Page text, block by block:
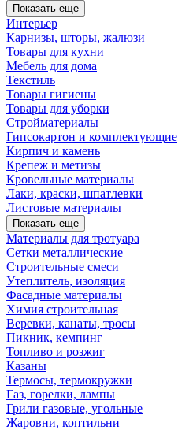
Показать еще
Интерьер
Карнизы, шторы, жалюзи
Товары для кухни
Мебель для дома
Текстиль
Товары гигиены
Товары для уборки
Стройматериалы
Гипсокартон и комплектующие
Кирпич и камень
Крепеж и метизы
Кровельные материалы
Лаки, краски, шпатлевки
Листовые материалы
Показать еще
Материалы для тротуара
Сетки металлические
Строительные смеси
Утеплитель, изоляция
Фасадные материалы
Химия строительная
Веревки, канаты, тросы
Пикник, кемпинг
Топливо и розжиг
Казаны
Термосы, термокружки
Газ, горелки, лампы
Грили газовые, угольные
Жаровни, коптильни